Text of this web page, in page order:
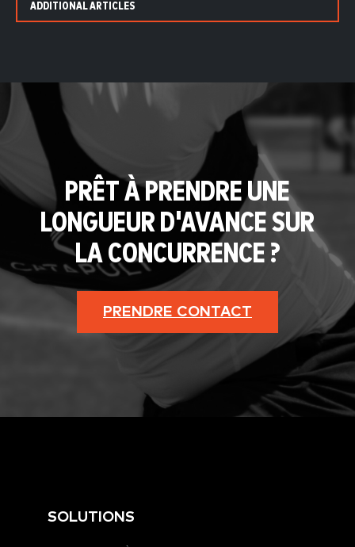
ADDITIONAL ARTICLES
PRÊT À PRENDRE UNE
LONGUEUR D'AVANCE SUR
LA CONCURRENCE ?
PRENDRE CONTACT
SOLUTIONS